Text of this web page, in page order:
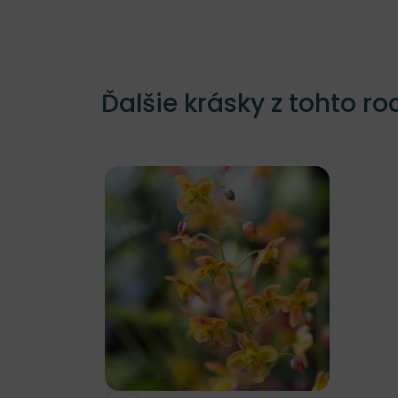
Ďalšie krásky z tohto